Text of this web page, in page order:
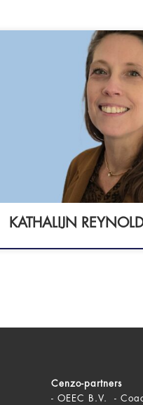
Psychologiepraktijk in
4 6581 NJ MALDEN
GZ-psycholoog (BIG-
KATHALIJN
Cenzo-partners
- OEEC B.V. -